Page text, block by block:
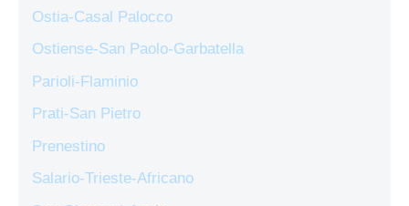
Ostia-Casal Palocco
Ostiense-San Paolo-Garbatella
Parioli-Flaminio
Prati-San Pietro
Prenestino
Salario-Trieste-Africano